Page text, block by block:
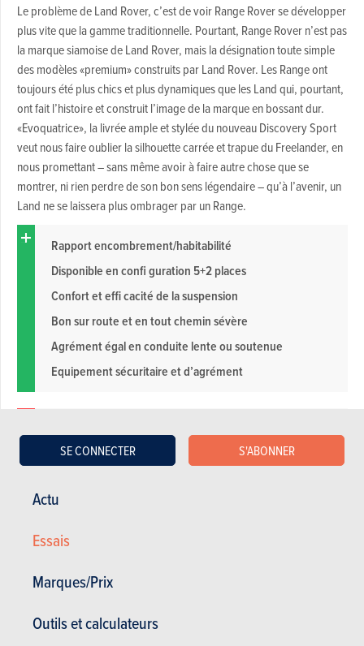
Actu
Essais
Marques/Prix
Outils et calculateurs
SE CONNECTER S'ABONNER
Le problème de Land Rover, c’est de voir Range Rover se développer
plus vite que la gamme traditionnelle. Pourtant, Range Rover n’est pas
la marque siamoise de Land Rover, mais la désignation toute simple
des modèles «premium» construits par Land Rover. Les Range ont
toujours été plus chics et plus dynamiques que les Land qui, pourtant,
ont fait l’histoire et construit l’image de la marque en bossant dur.
«Evoquatrice», la livrée ample et stylée du nouveau Discovery Sport
veut nous faire oublier la silhouette carrée et trapue du Freelander, en
nous promettant – sans même avoir à faire autre chose que se
montrer, ni rien perdre de son bon sens légendaire – qu’à l’avenir, un
Land ne se laissera plus ombrager par un Range.
Rapport encombrement/habitabilité
Disponible en confi guration 5+2 places
Confort et effi cacité de la suspension
Bon sur route et en tout chemin sévère
Agrément égal en conduite lente ou soutenue
Equipement sécuritaire et d’agrément
On est vite dans les prix du Range…
Encombrant en largeur, même rétros repliés…